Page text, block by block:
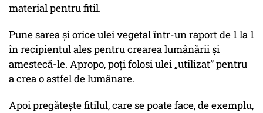
material pentru fitil.
Pune sarea și orice ulei vegetal într-un raport de 1 la 1
în recipientul ales pentru crearea lumânării și
amestecă-le. Apropo, poți folosi ulei „utilizat” pentru
a crea o astfel de lumânare.
Apoi pregătește fitilul, care se poate face, de exemplu,